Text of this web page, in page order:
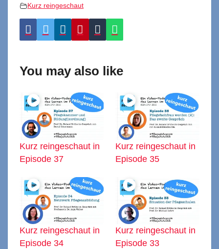
Kurz reingeschaut
You may also like
Kurz reingeschaut in
Episode 37
Kurz reingeschaut in
Episode 35
Kurz reingeschaut in
Episode 34
Kurz reingeschaut in
Episode 33